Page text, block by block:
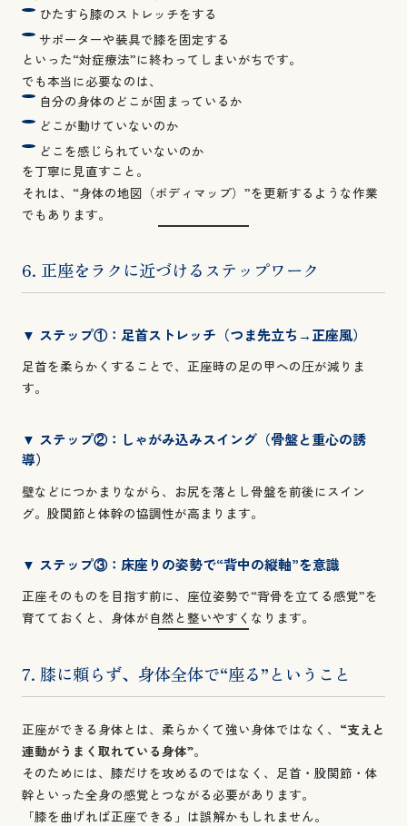
ひたすら膝のストレッチをする
サポーターや装具で膝を固定する
といった“対症療法”に終わってしまいがちです。
でも本当に必要なのは、
自分の身体のどこが固まっているか
どこが動けていないのか
どこを感じられていないのか
を丁寧に見直すこと。
それは、“身体の地図（ボディマップ）”を更新するような作業
でもあります。
6. 正座をラクに近づけるステップワーク
▼ ステップ①：足首ストレッチ（つま先立ち→正座風）
足首を柔らかくすることで、正座時の足の甲への圧が減りま
す。
▼ ステップ②：しゃがみ込みスイング（骨盤と重心の誘
導）
壁などにつかまりながら、お尻を落とし骨盤を前後にスイン
グ。股関節と体幹の協調性が高まります。
▼ ステップ③：床座りの姿勢で“背中の縦軸”を意識
正座そのものを目指す前に、座位姿勢で“背骨を立てる感覚”を
育てておくと、身体が自然と整いやすくなります。
7. 膝に頼らず、身体全体で“座る”ということ
正座ができる身体とは、柔らかくて強い身体ではなく、 “支えと
連動がうまく取れている身体”。
そのためには、膝だけを攻めるのではなく、足首・股関節・体
幹といった全身の感覚とつながる必要があります。
「膝を曲げれば正座できる」は誤解かもしれません。